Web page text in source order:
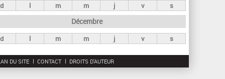
d l m m j v s
Décembre
d l m m j v s
DU SITE CONTACT DROITS D'AUTEUR